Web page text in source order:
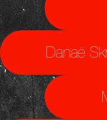
Danaë